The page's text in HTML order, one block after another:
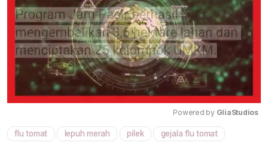
Mute
Powered by GliaStudios
flu tomat lepuh merah pilek gejala flu tomat